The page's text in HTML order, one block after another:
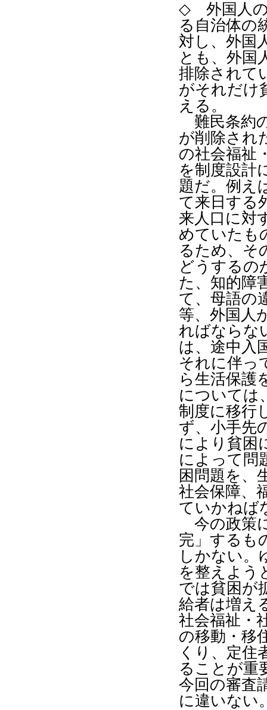
◇ 外国人
る自治体の
対し、外国
とも、外国
排除されて
がそれだけ
える。
難民条約
が削除され
の社会福祉
を制度設計
題だ。例え
て来日する
来人口に対
めていたも
るため、そ
どうするの
た、知的障
て、母語の
等、外国人
ればならな
は、途中入
それに伴っ
ら生活保護
については
制度に移行
ず、小手先
により貧困
によって問
困問題を、
社会保障、
ていかねば
今の政策
完」するも
しかない。
を整えよう
では貧困が
給者は増え
社会福祉・
の移動・移
くり、定住
ることが重
今回の審査
に違いない